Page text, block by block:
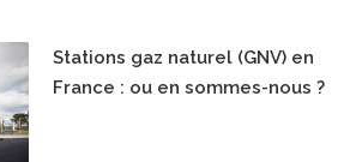
Stations gaz naturel (GNV) en
France : ou en sommes-nous ?